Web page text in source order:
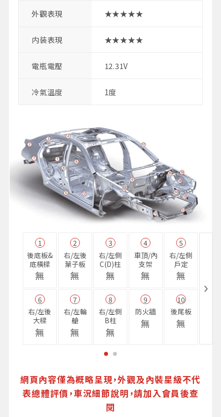
外觀表現 ★★★★★
内装表現 ★★★★★
電瓶電壓 12.31V
冷氣溫度 1度
1
後底板&
底橫樑
無
2
右/左後
葉子板
無
3
右/左側
C(D)柱
無
4
車頂/內
支架
無
5
右/左側
戶定
無
6
右/左後
大樑
無
7
右/左輪
艙
無
8
右/左側
B柱
無
9
防火牆
無
10
後尾板
無
網頁內容僅為概略呈現，外觀及內裝星級不代
表總體評價，車況細節說明，請加入會員後查
閱